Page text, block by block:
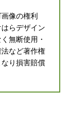
像の権利
らデザイン
無断使用・
など著作権
り損害賠償